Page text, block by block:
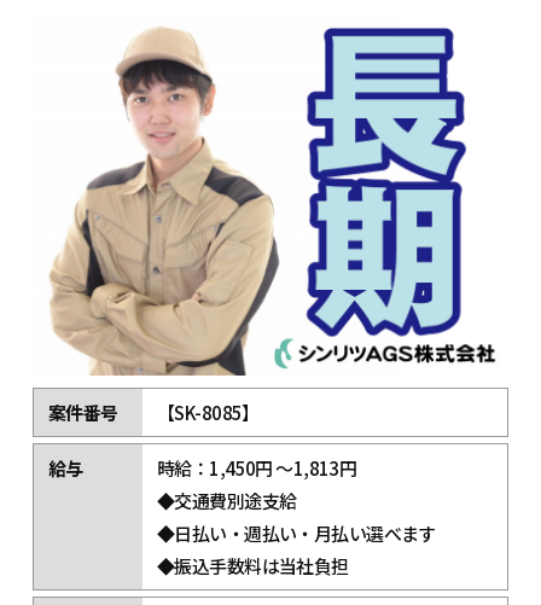
案件番号 【SK-8085】
給与
時給：1,450円 ～1,813円
◆交通費別途支給
◆日払い・週払い・月払い選べます
◆振込手数料は当社負担